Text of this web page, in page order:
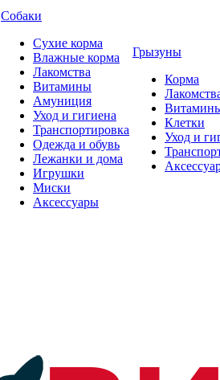
Собаки
Сухие корма
Влажные корма
Лакомства
Витамины
Амуниция
Уход и гигиена
Транспортировка
Одежда и обувь
Лежанки и дома
Игрушки
Миски
Аксессуары
Грызуны
Корма
Клетки
Уход и